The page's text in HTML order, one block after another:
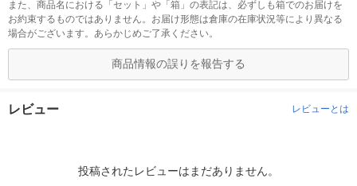
また、商品名における「セット」や「箱」の表記は、必ずしも箱でのお届けを
お約束するものではありません。お届け形態は倉庫の在庫状況等により異なる
場合がございます。あらかじめご了承ください。
商品情報の誤りを報告する
レビュー レビューとは
投稿されたレビューはまだありません。